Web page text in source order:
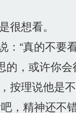
很想看。
“真的不要
，或许你会
按理说他是
，精神还不